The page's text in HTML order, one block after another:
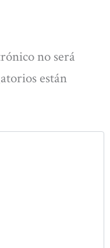
no será
están